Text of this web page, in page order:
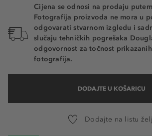
Cijena se odnosi na prodaju
Fotografija proizvoda ne mora u
odgovarati stvarnom izgledu i
slučaju tehničkih pogrešaka
odgovornost za točnost
fotografija.
DODAJTE U KOŠARICU
Dodajte na listu